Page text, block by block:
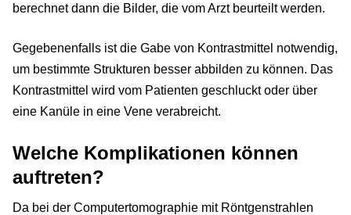
berechnet dann die Bilder, die vom Arzt beurteilt werden.
Gegebenenfalls ist die Gabe von Kontrastmittel notwendig,
um bestimmte Strukturen besser abbilden zu können. Das
Kontrastmittel wird vom Patienten geschluckt oder über
eine Kanüle in eine Vene verabreicht.
Welche Komplikationen können
auftreten?
Da bei der Computertomographie mit Röntgenstrahlen